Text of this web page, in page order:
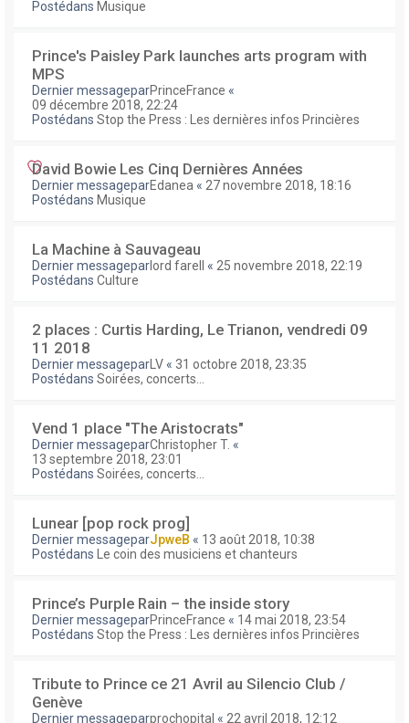
Postédans Musique
Prince's Paisley Park launches arts program with
MPS
Dernier messageparPrinceFrance «
09 décembre 2018, 22:24
Postédans Stop the Press : Les dernières infos Princières
David Bowie Les Cinq Dernières Années
Dernier messageparEdanea « 27 novembre 2018, 18:16
Postédans Musique
La Machine à Sauvageau
Dernier messageparlord farell « 25 novembre 2018, 22:19
Postédans Culture
2 places : Curtis Harding, Le Trianon, vendredi 09
11 2018
Dernier messagepar LV « 31 octobre 2018, 23:35
Postédans Soirées, concerts...
Vend 1 place "The Aristocrats"
Dernier messageparChristopher T. «
13 septembre 2018, 23:01
Postédans Soirées, concerts...
Lunear [pop rock prog]
Dernier messageparJpweB « 13 août 2018, 10:38
Postédans
Le coin des musiciens et chanteurs
Prince’s Purple Rain – the inside story
Dernier messageparPrinceFrance « 14 mai 2018, 23:54
Postédans Stop the Press : Les dernières infos Princières
Tribute to Prince ce 21 Avril au Silencio Club /
Genève
Dernier messageparprochopital « 22 avril 2018, 12:12